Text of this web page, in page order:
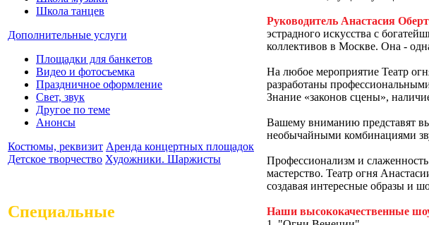
Школа танцев
Дополнительные услуги
Площадки для банкетов
Видео и фотосъемка
Праздничное оформление
Свет, звук
Другое по теме
Анонсы
Костюмы, реквизит Аренда концертных площадок
Детское творчество Художники. Шаржисты
Специальные
Руководитель Анастасия
эстрадного искусства с
коллективов в Москве. Она -
На любое мероприятие Театр
разработаны
Знание «законов сцены»,
Вашему вниманию представят
необычайными комбинациями
Профессионализм и
мастерство. Театр огня
создавая интересные образы и
Наши высококачественные